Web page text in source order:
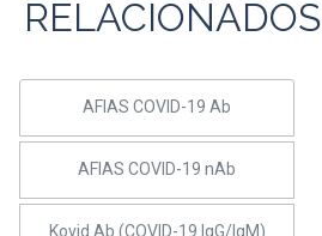
RELACIONADOS
AFIAS COVID-19 Ab
AFIAS COVID-19 nAb
Kovid Ab (COVID-19 IgG/IgM)